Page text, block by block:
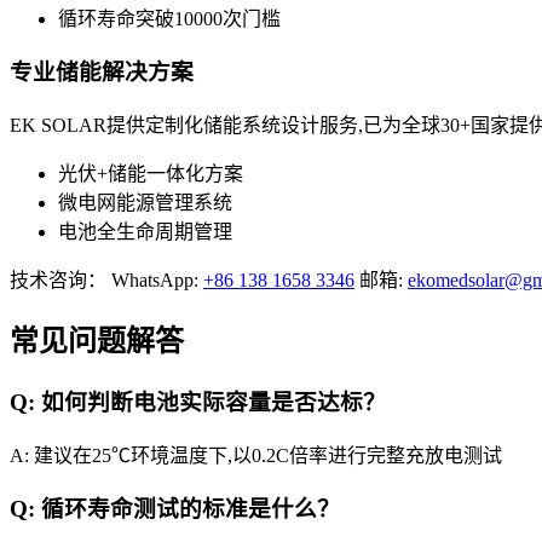
循环寿命突破10000次门槛
专业储能解决方案
EK SOLAR提供定制化储能系统设计服务,已为全球30+国家提供
光伏+储能一体化方案
微电网能源管理系统
电池全生命周期管理
技术咨询： WhatsApp: +86 138 1658 3346 邮箱:
常见问题解答
Q: 如何判断电池实际容量是否达标？
A: 建议在25℃环境温度下,以0.2C倍率进行完整充放电测试
Q: 循环寿命测试的标准是什么？